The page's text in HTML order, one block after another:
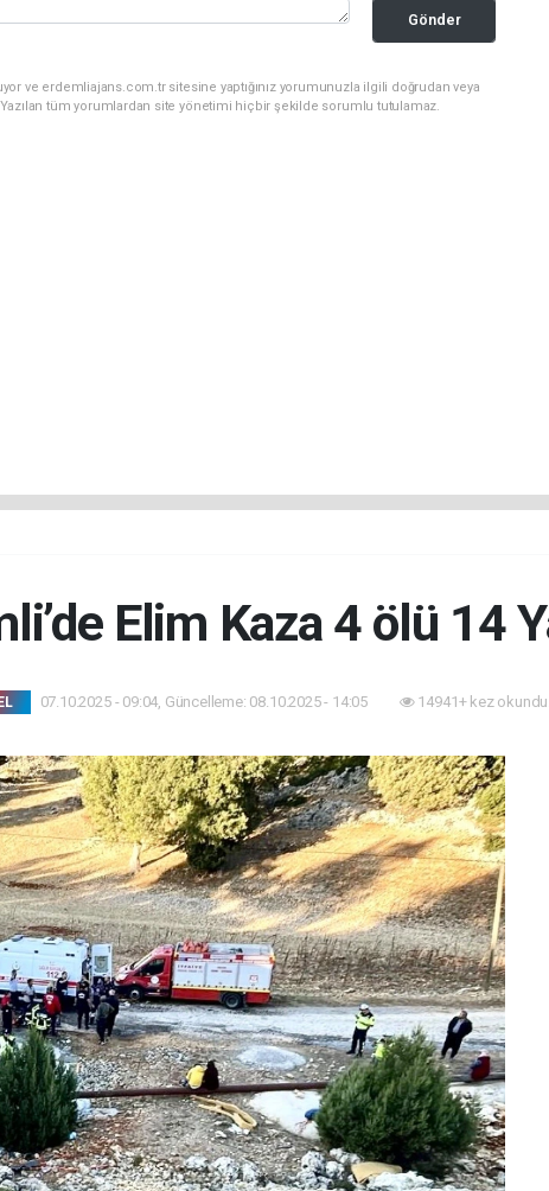
Gönder
ve erdemliajans.com.tr sitesine yaptığınız yorumunuzla ilgili doğrudan veya
tüm yorumlardan site yönetimi hiçbir şekilde sorumlu tutulamaz.
Elim Kaza 4 ölü 14
07.10.2025 - 09:04, Güncelleme: 08.10.2025 - 14:05 14941+ kez okundu.